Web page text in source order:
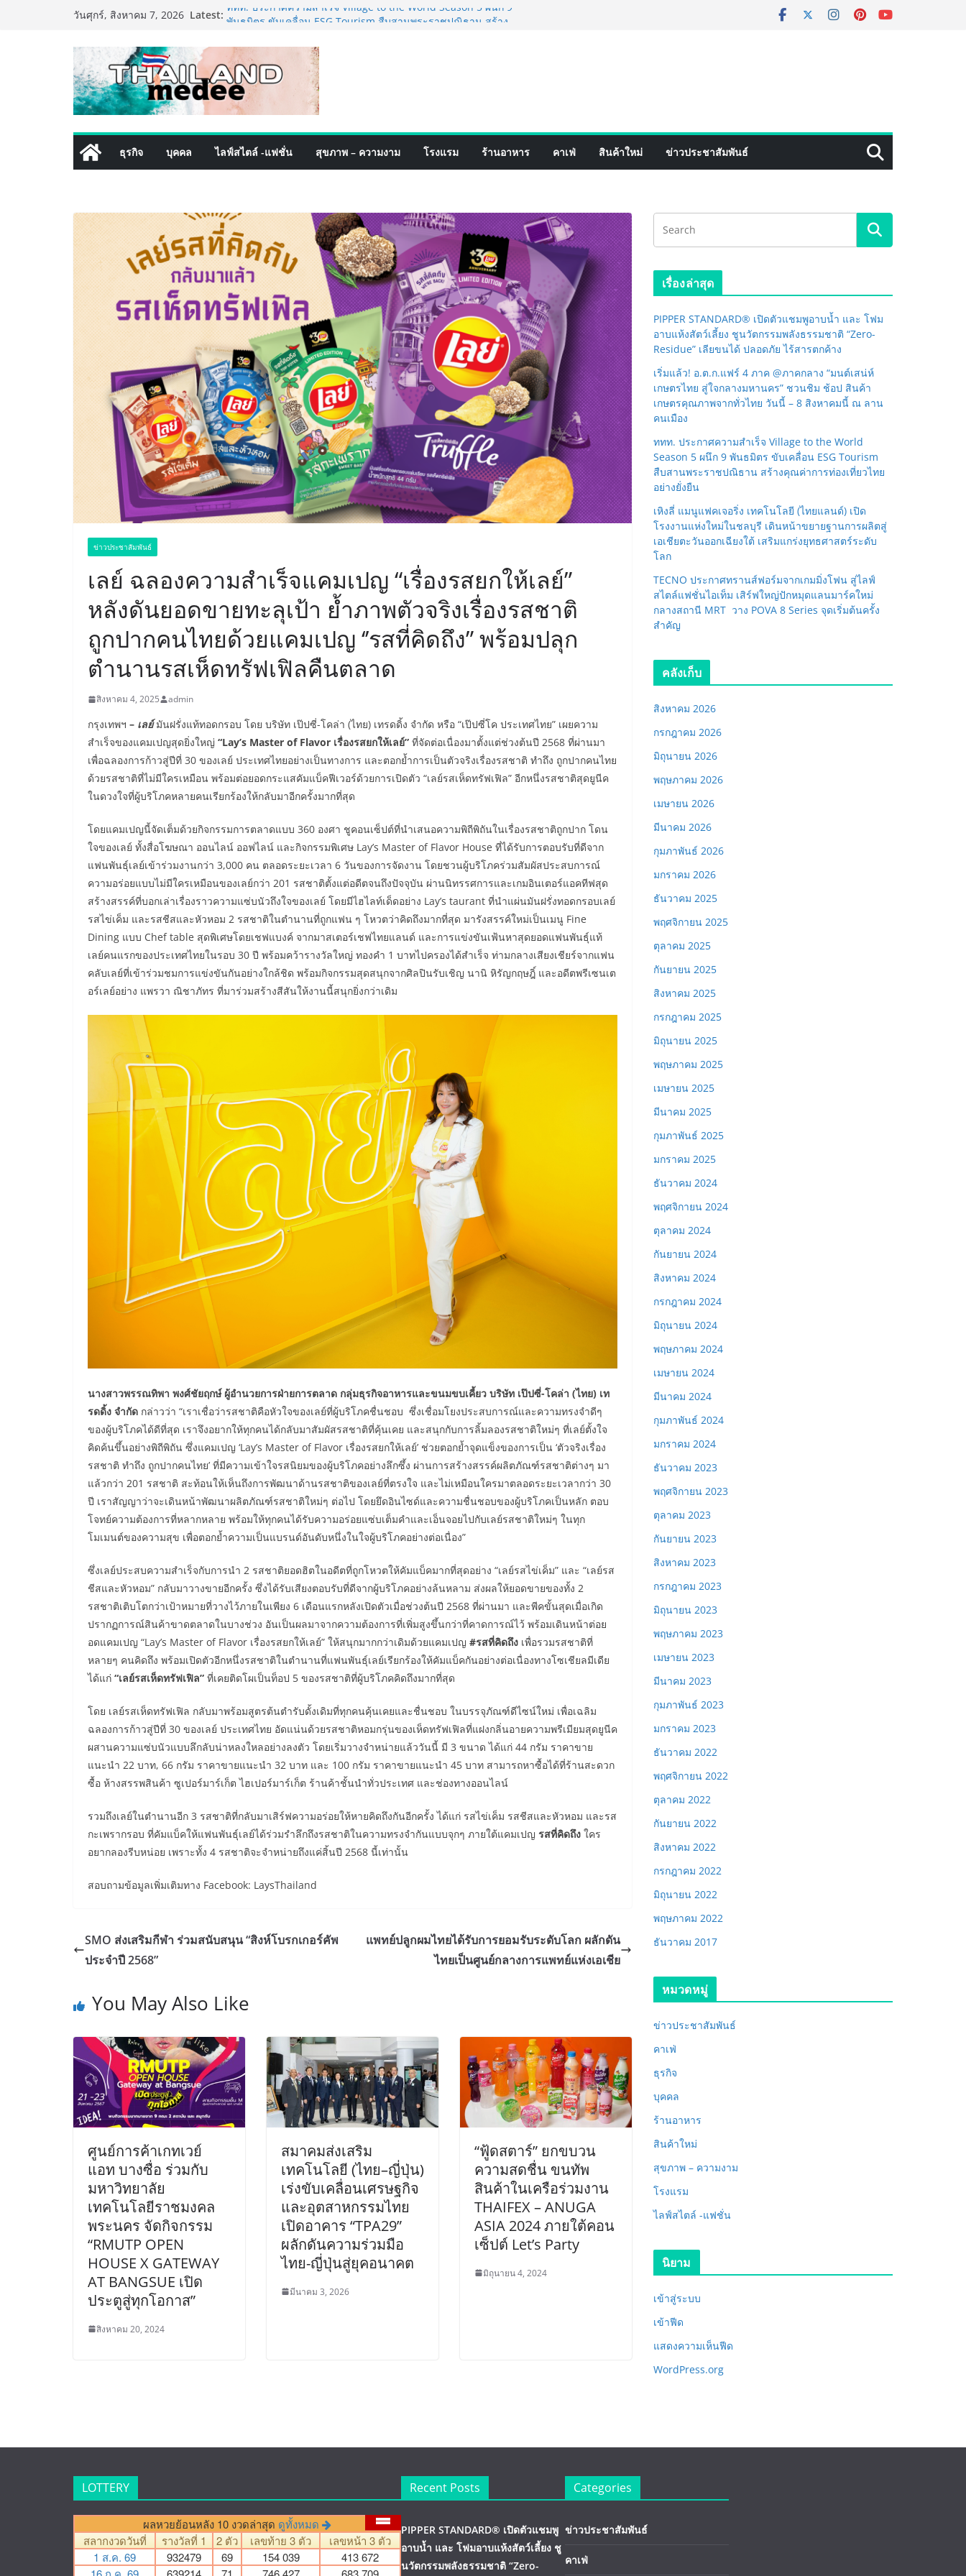
วันศุกร์, สิงหาคม 7, 2026 Latest: ททท. ประกาศความสำเร็จ Village to the World Season 5 ผนึก 9
เหิงลี่ แมนูแฟคเจอริ่ง เทคโนโลยี (ไทยแลนด์) เปิดโรงงานแห่งใหม่
ในชลบุรี เดินหน้าขยายฐานการผลิตสู่เอเชียตะวันออกเฉียงใต้
เสริมแกร่งยุทธศาสตร์ระดับโลก
TECNO ประกาศทรานส์ฟอร์มจากเกมมิ่งโฟน สู่ไลฟ์สไตล์แฟชั่นไอ
เท็ม เสิร์ฟใหญ่ปักหมุดแลนมาร์คใหม่กลางสถานี MRT วาง POVA
8 Series จุดเริ่มต้นครั้งสำคัญ
PIPPER STANDARD® เปิดตัวแชมพูอาบน้ำ และ โฟมอาบแห้งสัตว์
เลี้ยง ชูนวัตกรรมพลังธรรมชาติ “Zero-Residue” เลียขนได้
ปลอดภัย ไร้สารตกค้าง
ไทย วันนี้ – 8 สิงหาคมนี้ ณ ลานคนเมือง
ธุรกิจ บุคคล ไลฟ์สไตล์ -แฟชั่น สุขภาพ – ความงาม โรงแรม ร้านอาหาร คาเฟ่ สินค้าใหม่ ข่าวประชาสัมพันธ์
ข่าวประชาสัมพันธ์
เลย์ ฉลองความสำเร็จแคมเปญ “เรื่องรสยกให้เลย์”
หลังดันยอดขายทะลุเป้า ย้ำภาพตัวจริงเรื่องรสชาติ
ถูกปากคนไทยด้วยแคมเปญ ‘’รสที่คิดถึง” พร้อมปลุก
ตำนานรสเห็ดทรัฟเฟิลคืนตลาด
สิงหาคม 4, 2025 admin
กรุงเทพฯ – เลย์มันฝรั่งแท้ทอดกรอบ โดย บริษัท เป๊ปซี่-โคล่า (ไทย) เทรดดิ้ง จำกัด หรือ “เป๊ปซี่โค ประเทศไทย” เผยความ
สำเร็จของแคมเปญสุดยิ่งใหญ่ “Lay’s Master of Flavor เรื่องรสยกให้เลย์” ที่จัดต่อเนื่องมาตั้งแต่ช่วงต้นปี 2568 ที่ผ่านมา
เพื่อฉลองการก้าวสู่ปีที่ 30 ของเลย์ ประเทศไทยอย่างเป็นทางการ และตอกย้ำการเป็นตัวจริงเรื่องรสชาติ ทำถึง ถูกปากคนไทย
ด้วยรสชาติที่ไม่มีใครเหมือน พร้อมต่อยอดกระแสคัมแบ็คฟีเวอร์ด้วยการเปิดตัว “เลย์รสเห็ดทรัฟเฟิล” อีกหนึ่งรสชาติสุดยูนีค
ในดวงใจที่ผู้บริโภคหลายคนเรียกร้องให้กลับมาอีกครั้งมากที่สุด
โดยแคมเปญนี้จัดเต็มด้วยกิจกรรมการตลาดแบบ 360 องศา ชูคอนเซ็ปต์ที่นำเสนอความพิถีพิถันในเรื่องรสชาติถูกปาก โดน
ใจของเลย์ ทั้งสื่อโฆษณา ออนไลน์ ออฟไลน์ และกิจกรรมพิเศษ Lay’s Master of Flavor House ที่ได้รับการตอบรับที่ดีจาก
แฟนพันธุ์เลย์เข้าร่วมงานกว่า 3,000 คน ตลอดระยะเวลา 6 วันของการจัดงาน โดยชวนผู้บริโภคร่วมสัมผัสประสบการณ์
ความอร่อยแบบไม่มีใครเหมือนของเลย์กว่า 201 รสชาติตั้งแต่อดีตจนถึงปัจจุบัน ผ่านนิทรรศการและเกมอินเตอร์แอคทีฟสุด
สร้างสรรค์ที่บอกเล่าเรื่องราวความแซ่บนัวถึงใจของเลย์ โดยมีไฮไลท์เด็ดอย่าง Lay’s taurant ที่นำแผ่นมันฝรั่งทอดกรอบเลย์
รสไข่เค็ม และรสชีสและหัวหอม 2 รสชาติในตำนานที่ถูกแฟน ๆ โหวตว่าคิดถึงมากที่สุด มารังสรรค์ใหม่เป็นเมนู Fine
Dining แบบ Chef table สุดพิเศษโดยเชฟแบงค์ จากมาสเตอร์เชฟไทยแลนด์ และการแข่งขันเฟ้นหาสุดยอดแฟนพันธุ์แท้
เลย์คนแรกของประเทศไทยในรอบ 30 ปี พร้อมคว้ารางวัลใหญ่ ทองคำ 1 บาทไปครองได้สำเร็จ ท่ามกลางเสียงเชียร์จากแฟน
คลับเลย์ที่เข้าร่วมชมการแข่งขันกันอย่างใกล้ชิด พร้อมกิจกรรมสุดสนุกจากศิลปินรับเชิญ นานิ หิรัญกฤษฎิ์ และอดีตพรีเซนเต
อร์เลย์อย่าง แพรวา ณิชาภัทร ที่มาร่วมสร้างสีสันให้งานนี้สนุกยิ่งกว่าเดิม
นางสาวพรรณทิพา พงศ์ชัยฤกษ์ ผู้อำนวยการฝ่ายการตลาด กลุ่มธุรกิจอาหารและขนมขบเคี้ยว บริษัท เป๊ปซี่-โคล่า (ไทย) เท
รดดิ้ง จำกัด กล่าวว่า “เราเชื่อว่ารสชาติคือหัวใจของเลย์ที่ผู้บริโภคชื่นชอบ ซึ่งเชื่อมโยงประสบการณ์และความทรงจำดีๆ
ของผู้บริโภคได้ดีที่สุด เราจึงอยากให้ทุกคนได้กลับมาสัมผัสรสชาติที่คุ้นเคย และสนุกกับการลิ้มลองรสชาติใหม่ๆ ที่เลย์ตั้งใจ
คิดค้นขึ้นอย่างพิถีพิถัน ซึ่งแคมเปญ ‘Lay’s Master of Flavor เรื่องรสยกให้เลย์’ ช่วยตอกย้ำจุดแข็งของการเป็น ‘ตัวจริงเรื่อง
รสชาติ ทำถึง ถูกปากคนไทย’ ที่มีความเข้าใจรสนิยมของผู้บริโภคอย่างลึกซึ้ง ผ่านการสร้างสรรค์ผลิตภัณฑ์รสชาติต่างๆ มา
แล้วกว่า 201 รสชาติ สะท้อนให้เห็นถึงการพัฒนาด้านรสชาติของเลย์ที่ตรงใจ และไม่เหมือนใครมาตลอดระยะเวลากว่า 30
ปี เราสัญญาว่าจะเดินหน้าพัฒนาผลิตภัณฑ์รสชาติใหม่ๆ ต่อไป โดยยึดอินไซด์และความชื่นชอบของผู้บริโภคเป็นหลัก ตอบ
โจทย์ความต้องการที่หลากหลาย พร้อมให้ทุกคนได้รับความอร่อยแซ่บเต็มคำและเอ็นจอยไปกับเลย์รสชาติใหม่ๆ ในทุก
โมเมนต์ของความสุข เพื่อตอกย้ำความเป็นแบรนด์อันดับหนึ่งในใจผู้บริโภคอย่างต่อเนื่อง”
ซึ่งเลย์ประสบความสำเร็จกับการนำ 2 รสชาติยอดฮิตในอดีตที่ถูกโหวตให้คัมแบ็คมากที่สุดอย่าง “เลย์รสไข่เค็ม” และ “เลย์รส
ชีสและหัวหอม” กลับมาวางขายอีกครั้ง ซึ่งได้รับเสียงตอบรับที่ดีจากผู้บริโภคอย่างล้นหลาม ส่งผลให้ยอดขายของทั้ง 2
รสชาติเติบโตกว่าเป้าหมายที่วางไว้ภายในเพียง 6 เดือนแรกหลังเปิดตัวเมื่อช่วงต้นปี 2568 ที่ผ่านมา และพีคขั้นสุดเมื่อเกิด
ปรากฏการณ์สินค้าขาดตลาดในบางช่วง อันเป็นผลมาจากความต้องการที่เพิ่มสูงขึ้นกว่าที่คาดการณ์ไว้ พร้อมเดินหน้าต่อย
อดแคมเปญ “Lay’s Master of Flavor เรื่องรสยกให้เลย์” ให้สนุกมากกว่าเดิมด้วยแคมเปญ #รสที่คิดถึง เพื่อรวมรสชาติที่
หลายๆ คนคิดถึง พร้อมเปิดตัวอีกหนึ่งรสชาติในตำนานที่แฟนพันธุ์เลย์เรียกร้องให้คัมแบ็คกันอย่างต่อเนื่องทางโซเชียลมีเดีย
ได้แก่ “เลย์รสเห็ดทรัฟเฟิล” ที่เคยติดโผเป็นท็อป 5 ของรสชาติที่ผู้บริโภคคิดถึงมากที่สุด
โดย เลย์รสเห็ดทรัฟเฟิล กลับมาพร้อมสูตรต้นตำรับดั้งเดิมที่ทุกคนคุ้นเคยและชื่นชอบ ในบรรจุภัณฑ์ดีไซน์ใหม่ เพื่อเฉลิม
ฉลองการก้าวสู่ปีที่ 30 ของเลย์ ประเทศไทย อัดแน่นด้วยรสชาติหอมกรุ่นของเห็ดทรัฟเฟิลที่แฝงกลิ่นอายความพรีเมียมสุดยูนีค
ผสานความแซ่บนัวแบบลึกลับน่าหลงใหลอย่างลงตัว โดยเริ่มวางจำหน่ายแล้ววันนี้ มี 3 ขนาด ได้แก่ 44 กรัม ราคาขาย
แนะนำ 22 บาท, 66 กรัม ราคาขายแนะนำ 32 บาท และ 100 กรัม ราคาขายแนะนำ 45 บาท สามารถหาซื้อได้ที่ร้านสะดวก
ซื้อ ห้างสรรพสินค้า ซูเปอร์มาร์เก็ต ไฮเปอร์มาร์เก็ต ร้านค้าชั้นนำทั่วประเทศ และช่องทางออนไลน์
รวมถึงเลย์ในตำนานอีก 3 รสชาติที่กลับมาเสิร์ฟความอร่อยให้หายคิดถึงกันอีกครั้ง ได้แก่ รสไข่เค็ม รสชีสและหัวหอม และรส
กะเพรากรอบ ที่คัมแบ็คให้แฟนพันธุ์เลย์ได้ร่วมรำลึกถึงรสชาติในความทรงจำกันแบบจุกๆ ภายใต้แคมเปญ รสที่คิดถึง ใคร
อยากลองรีบหน่อย เพราะทั้ง 4 รสชาติจะจำหน่ายถึงแค่สิ้นปี 2568 นี้เท่านั้น
สอบถามข้อมูลเพิ่มเติมทาง Facebook: LaysThailand
SMO ส่งเสริมกีฬา ร่วมสนับสนุน “สิงห์โบรกเกอร์คัพ
ประจำปี 2568”
แพทย์ปลูกผมไทยได้รับการยอมรับระดับโลก ผลักดัน
ไทยเป็นศูนย์กลางการแพทย์แห่งเอเชีย
You May Also Like
ศูนย์การค้าเกทเวย์
แอท บางซื่อ ร่วมกับ
มหาวิทยาลัย
เทคโนโลยีราชมงคล
พระนคร จัดกิจกรรม
“RMUTP OPEN
HOUSE X GATEWAY
AT BANGSUE เปิด
ประตูสู่ทุกโอกาส”
สิงหาคม 20, 2024
สมาคมส่งเสริม
เทคโนโลยี (ไทย–ญี่ปุ่น)
เร่งขับเคลื่อนเศรษฐกิจ
และอุตสาหกรรมไทย
เปิดอาคาร “TPA29”
ผลักดันความร่วมมือ
ไทย-ญี่ปุ่นสู่ยุคอนาคต
มีนาคม 3, 2026
“ฟู้ดสตาร์” ยกขบวน
ความสดชื่น ขนทัพ
สินค้าในเครือร่วมงาน
THAIFEX – ANUGA
ASIA 2024 ภายใต้คอน
เซ็ปต์ Let’s Party
มิถุนายน 4, 2024
เรื่องล่าสุด
PIPPER STANDARD® เปิดตัวแชมพูอาบน้ำ และ โฟม
อาบแห้งสัตว์เลี้ยง ชูนวัตกรรมพลังธรรมชาติ “Zero-
Residue” เลียขนได้ ปลอดภัย ไร้สารตกค้าง
เริ่มแล้ว! อ.ต.ก.แฟร์ 4 ภาค @ภาคกลาง “มนต์เสน่ห์
เกษตรไทย สู่ใจกลางมหานคร” ชวนชิม ช้อป สินค้า
เกษตรคุณภาพจากทั่วไทย วันนี้ – 8 สิงหาคมนี้ ณ ลาน
คนเมือง
ททท. ประกาศความสำเร็จ Village to the World
Season 5 ผนึก 9 พันธมิตร ขับเคลื่อน ESG Tourism
สืบสานพระราชปณิธาน สร้างคุณค่าการท่องเที่ยวไทย
อย่างยั่งยืน
เหิงลี่ แมนูแฟคเจอริ่ง เทคโนโลยี (ไทยแลนด์) เปิด
โรงงานแห่งใหม่ในชลบุรี เดินหน้าขยายฐานการผลิตสู่
เอเชียตะวันออกเฉียงใต้ เสริมแกร่งยุทธศาสตร์ระดับ
โลก
TECNO ประกาศทรานส์ฟอร์มจากเกมมิ่งโฟน สู่ไลฟ์
สไตล์แฟชั่นไอเท็ม เสิร์ฟใหญ่ปักหมุดแลนมาร์คใหม่
กลางสถานี MRT วาง POVA 8 Series จุดเริ่มต้นครั้ง
สำคัญ
คลังเก็บ
สิงหาคม 2026
กรกฎาคม 2026
มิถุนายน 2026
พฤษภาคม 2026
เมษายน 2026
มีนาคม 2026
กุมภาพันธ์ 2026
มกราคม 2026
ธันวาคม 2025
พฤศจิกายน 2025
ตุลาคม 2025
กันยายน 2025
สิงหาคม 2025
กรกฎาคม 2025
มิถุนายน 2025
พฤษภาคม 2025
เมษายน 2025
มีนาคม 2025
กุมภาพันธ์ 2025
มกราคม 2025
ธันวาคม 2024
พฤศจิกายน 2024
ตุลาคม 2024
กันยายน 2024
สิงหาคม 2024
กรกฎาคม 2024
มิถุนายน 2024
พฤษภาคม 2024
เมษายน 2024
มีนาคม 2024
กุมภาพันธ์ 2024
มกราคม 2024
ธันวาคม 2023
พฤศจิกายน 2023
ตุลาคม 2023
กันยายน 2023
สิงหาคม 2023
กรกฎาคม 2023
มิถุนายน 2023
พฤษภาคม 2023
เมษายน 2023
มีนาคม 2023
กุมภาพันธ์ 2023
มกราคม 2023
ธันวาคม 2022
พฤศจิกายน 2022
ตุลาคม 2022
กันยายน 2022
สิงหาคม 2022
กรกฎาคม 2022
มิถุนายน 2022
พฤษภาคม 2022
ธันวาคม 2017
หมวดหมู่
ข่าวประชาสัมพันธ์
คาเฟ่
ธุรกิจ
บุคคล
ร้านอาหาร
สินค้าใหม่
สุขภาพ – ความงาม
โรงแรม
ไลฟ์สไตล์ -แฟชั่น
นิยาม
เข้าสู่ระบบ
เข้าฟีด
แสดงความเห็นฟีด
WordPress.org
LOTTERY Recent Posts
PIPPER STANDARD® เปิดตัวแชมพู
อาบน้ำ และ โฟมอาบแห้งสัตว์เลี้ยง ชู
นวัตกรรมพลังธรรมชาติ “Zero-
Categories
ข่าวประชาสัมพันธ์
คาเฟ่